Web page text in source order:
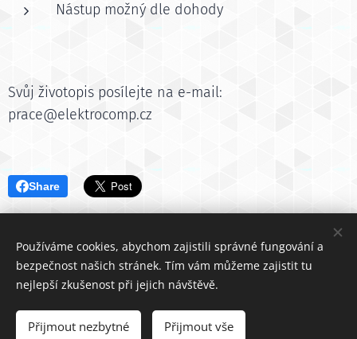
Nástup možný dle dohody
Svůj životopis posílejte na e-mail:
prace@elektrocomp.cz
Share
ELEKTRO-COMP spol. s r.o., Maloskalická 68, Česká Skalice, 552 03
Člen skupinyClitia a.s.
Vytvořeno službou
Webnode
Používáme cookies, abychom zajistili správné fungování a
bezpečnost našich stránek. Tím vám můžeme zajistit tu
nejlepší zkušenost při jejich návštěvě.
Přijmout nezbytné Přijmout vše